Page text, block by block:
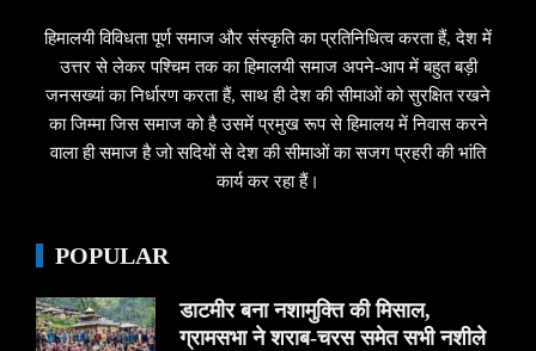
हिमालयी विविधता पूर्ण समाज और संस्कृति का प्रतिनिधित्व करता हैं, देश में
उत्तर से लेकर पश्चिम तक का हिमालयी समाज अपने-आप में बहुत बड़ी
जनसख्यां का निर्धारण करता हैं, साथ ही देश की सीमाओं को सुरक्षित रखने
का जिम्मा जिस समाज को है उसमें प्रमुख रूप से हिमालय में निवास करने
वाला ही समाज है जो सदियों से देश की सीमाओं का सजग प्रहरी की भांति
कार्य कर रहा हैं।
POPULAR
डाटमीर बना नशामुक्ति की मिसाल,
ग्रामसभा ने शराब-चरस समेत सभी नशीले